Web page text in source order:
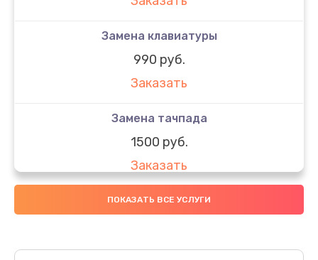
Замена клавиатуры
990 руб.
Заказать
Замена тачпада
1500 руб.
Заказать
Замена южного моста
Заказать
ПОКАЗАТЬ ВСЕ УСЛУГИ